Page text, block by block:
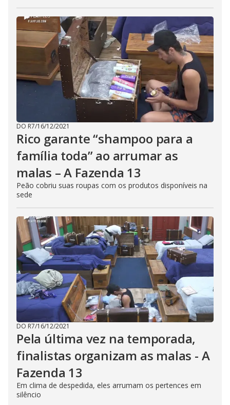
DO R7/16/12/2021
Rico garante “shampoo para a
família toda” ao arrumar as
malas – A Fazenda 13
Peão cobriu suas roupas com os produtos disponíveis na
sede
DO R7/16/12/2021
Pela última vez na temporada,
finalistas organizam as malas - A
Fazenda 13
Em clima de despedida, eles arrumam os pertences em
silêncio